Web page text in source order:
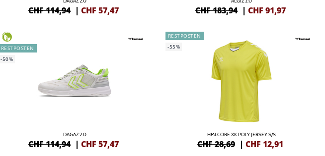
CHF 114,94 | CHF 57,47 CHF 183,94 | CHF 91,97
RESTPOSTEN
-50%
DAGAZ 2.0
CHF 114,94 | CHF 57,47
RESTPOSTEN
-55%
HMLCORE XK POLY JERSEY S/S
CHF 28,69 | CHF 12,91